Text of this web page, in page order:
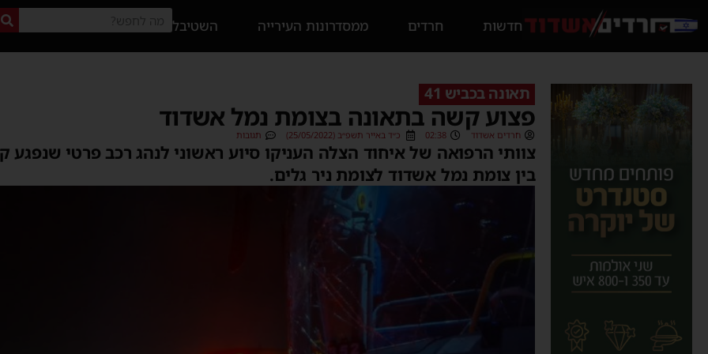
חדשות חרדים ממסדרונות העירייה השטיבל
תאונה בכביש 41
פצוע קשה בתאונה בצומת נמל אשדוד
חרדים אשדוד 02:38 כ״ד באייר תשפ״ב (25/05/2022) תגובות
בין צומת נמל אשדוד לצומת ניר גלים.